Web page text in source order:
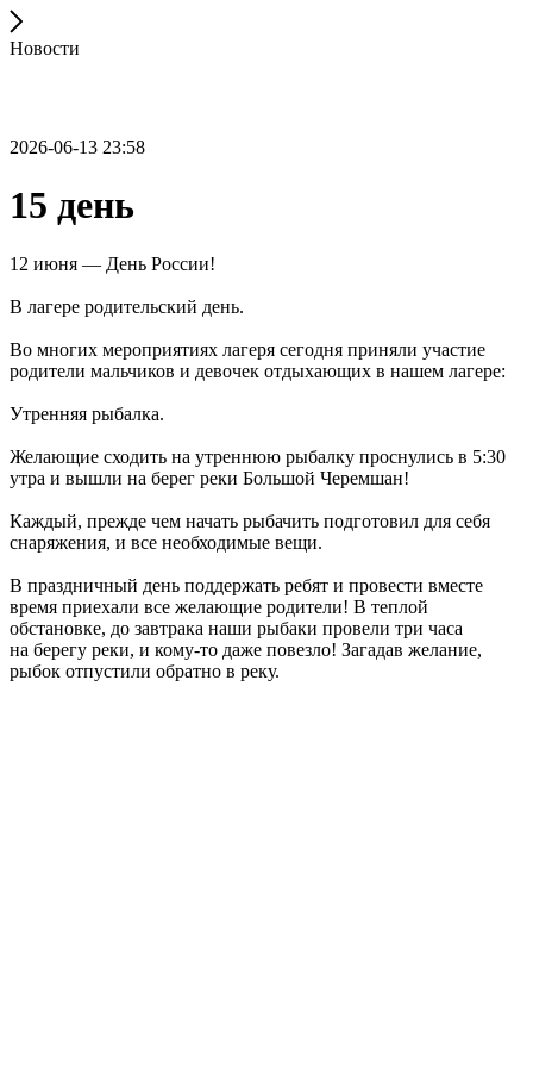
Новости
2026-06-13 23:58
15 день
12 июня — День России!
В лагере родительский день.
Во многих мероприятиях лагеря сегодня приняли участие
родители мальчиков и девочек отдыхающих в нашем лагере:
Утренняя рыбалка.
Желающие сходить на утреннюю рыбалку проснулись в 5:30
утра и вышли на берег реки Большой Черемшан!
Каждый, прежде чем начать рыбачить подготовил для себя
снаряжения, и все необходимые вещи.
В праздничный день поддержать ребят и провести вместе
время приехали все желающие родители! В теплой
обстановке, до завтрака наши рыбаки провели три часа
на берегу реки, и кому-то даже повезло! Загадав желание,
рыбок отпустили обратно в реку.